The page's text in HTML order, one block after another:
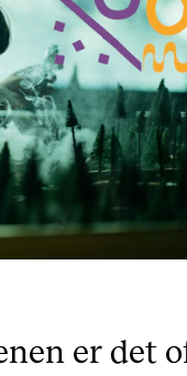
er det